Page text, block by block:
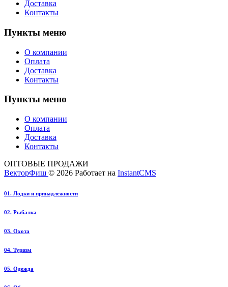
Доставка
Контакты
Пункты меню
О компании
Оплата
Доставка
Контакты
Пункты меню
О компании
Оплата
Доставка
Контакты
ОПТОВЫЕ ПРОДАЖИ
ВекторФиш © 2026 Работает на InstantCMS
01. Лодки и принадлежности
02. Рыбалка
03. Охота
04. Туризм
05. Одежда